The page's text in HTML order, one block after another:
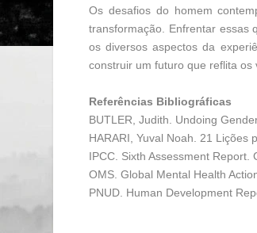
Os desafios do homem
transformação. Enfrentar essas
os diversos aspectos da
construir um futuro que reflita os
Referências Bibliográficas
BUTLER, Judith. Undoing
HARARI, Yuval Noah. 21 Lições
IPCC. Sixth Assessment
OMS. Global Mental Health
PNUD. Human Development